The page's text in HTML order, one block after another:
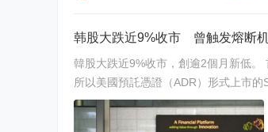
韩股大跌近9%收市 曾触发熔断
韓股大跌近9%收市，創逾2個月新低。 首爾綜合指數一度跌逾9%，低見6783點，並曾觸發熔斷機制，收市報6806點，跌669點，跌幅8.95%。 重磅半導體股被拋售，上周在納斯達克交易
所以美國預託憑證（ADR）形式上市